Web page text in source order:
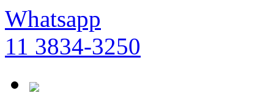
Whatsapp
11 3834-3250